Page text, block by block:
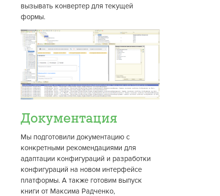
вызывать конвертер для текущей
формы.
Документация
Мы подготовили документацию с
конкретными рекомендациями для
адаптации конфигураций и разработки
конфигураций на новом интерфейсе
платформы. А также готовим выпуск
книги от Максима Радченко,